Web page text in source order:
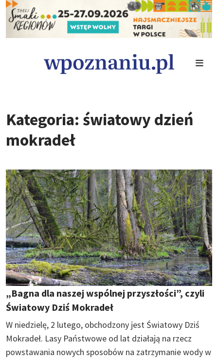
Kategoria: światowy dzień
mokradeł
„Bagna dla naszej wspólnej przyszłości”, czyli
Światowy Dziś Mokradeł
W niedzielę, 2 lutego, obchodzony jest Światowy Dziś
Mokradeł. Lasy Państwowe od lat działają na rzecz
powstawania nowych sposobów na zatrzymanie wody w